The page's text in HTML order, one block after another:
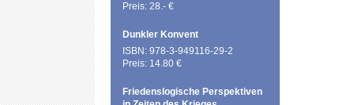
Preis: 28.- €
Dunkler Konvent
ISBN: 978-3-949116-29-2
Preis: 14.80 €
Friedenslogische Perspektiven